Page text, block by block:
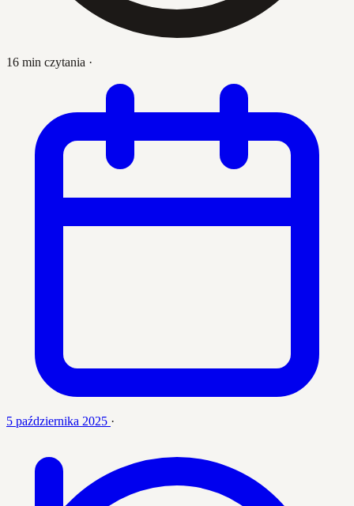
16 min czytania ·
5 października 2025 ·